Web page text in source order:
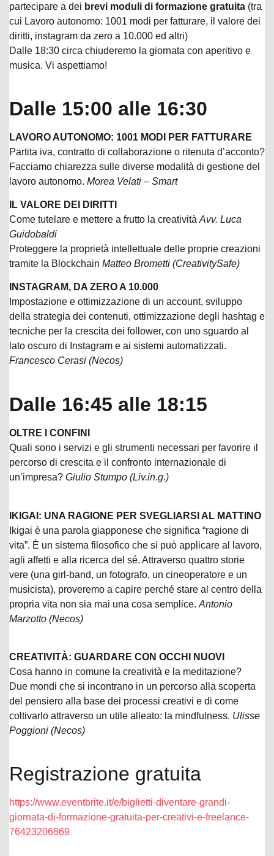
partecipare a dei brevi moduli di formazione gratuita (tra
cui Lavoro autonomo: 1001 modi per fatturare, il valore dei
diritti, instagram da zero a 10.000 ed altri)
Dalle 18:30 circa chiuderemo la giornata con aperitivo e
musica. Vi aspettiamo!
Dalle 15:00 alle 16:30
LAVORO AUTONOMO: 1001 MODI PER FATTURARE
Partita iva, contratto di collaborazione o ritenuta d’acconto?
Facciamo chiarezza sulle diverse modalità di gestione del
lavoro autonomo. Morea Velati – Smart
IL VALORE DEI DIRITTI
Come tutelare e mettere a frutto la creatività Avv. Luca
Guidobaldi
Proteggere la proprietà intellettuale delle proprie creazioni
tramite la Blockchain Matteo Brometti (CreativitySafe)
INSTAGRAM, DA ZERO A 10.000
Impostazione e ottimizzazione di un account, sviluppo
della strategia dei contenuti, ottimizzazione degli hashtag e
tecniche per la crescita dei follower, con uno sguardo al
lato oscuro di Instagram e ai sistemi automatizzati.
Francesco Cerasi (Necos)
Dalle 16:45 alle 18:15
OLTRE I CONFINI
Quali sono i servizi e gli strumenti necessari per favorire il
percorso di crescita e il confronto internazionale di
un’impresa? Giulio Stumpo (Liv.in.g.)
IKIGAI: UNA RAGIONE PER SVEGLIARSI AL MATTINO
Ikigai è una parola giapponese che significa “ragione di
vita”. È un sistema filosofico che si può applicare al lavoro,
agli affetti e alla ricerca del sé. Attraverso quattro storie
vere (una girl-band, un fotografo, un cineoperatore e un
musicista), proveremo a capire perché stare al centro della
propria vita non sia mai una cosa semplice. Antonio
Marzotto (Necos)
CREATIVITÀ: GUARDARE CON OCCHI NUOVI
Cosa hanno in comune la creatività e la meditazione?
Due mondi che si incontrano in un percorso alla scoperta
del pensiero alla base dei processi creativi e di come
coltivarlo attraverso un utile alleato: la mindfulness. Ulisse
Poggioni (Necos)
Registrazione gratuita
https://www.eventbrite.it/e/biglietti-diventare-grandi-
giornata-di-formazione-gratuita-per-creativi-e-freelance-
76423206869